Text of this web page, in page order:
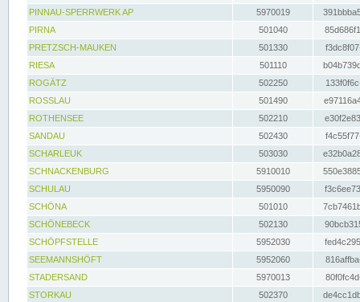
PINNAU-SPERRWERK AP
5970019
PIRNA
501040
PRETZSCH-MAUKEN
501330
RIESA
501110
ROGÄTZ
502250
ROSSLAU
501490
ROTHENSEE
502210
SANDAU
502430
SCHARLEUK
503030
SCHNACKENBURG
5910010
SCHULAU
5950090
SCHÖNA
501010
SCHÖNEBECK
502130
SCHÖPFSTELLE
5952030
SEEMANNSHÖFT
5952060
STADERSAND
5970013
STORKAU
502370